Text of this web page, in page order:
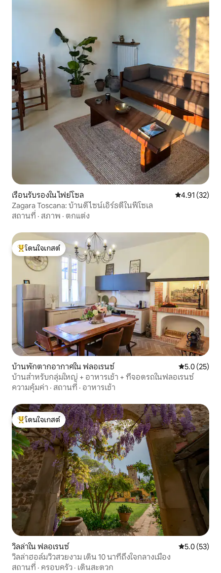
เรือนรับรองใน ไฟย์โซล คะแนนเฉลี่ย
4.91 (32)
Zagara Toscana: บ้านดีไซน์เอิร์ธตี้ในฟีโซเล
สถานที่ · สภาพ · ตกแต่ง
โดนใจเกสต์ที่สุด
โดนใจเกสต์
บ้านพักตากอากาศใน ฟลอเรนซ์ คะแนนเฉลี่ย
5.0 (25)
บ้านสำหรับกลุ่มใหญ่ + อาหารเช้า + ที่จอดรถในฟลอเรนซ์
ความคุ้มค่า · สถานที่ · อาหารเช้า
โดนใจเกสต์ที่สุด
โดนใจเกสต์
วิลล่าใน ฟลอเรนซ์ คะแนนเฉลี่ย
5.0 (53)
วิลล่าฮอล์มวิวสวยงาม เดิน 10 นาทีถึงใจกลางเมือง
สถานที่ · ครอบครัว · เดินสะดวก